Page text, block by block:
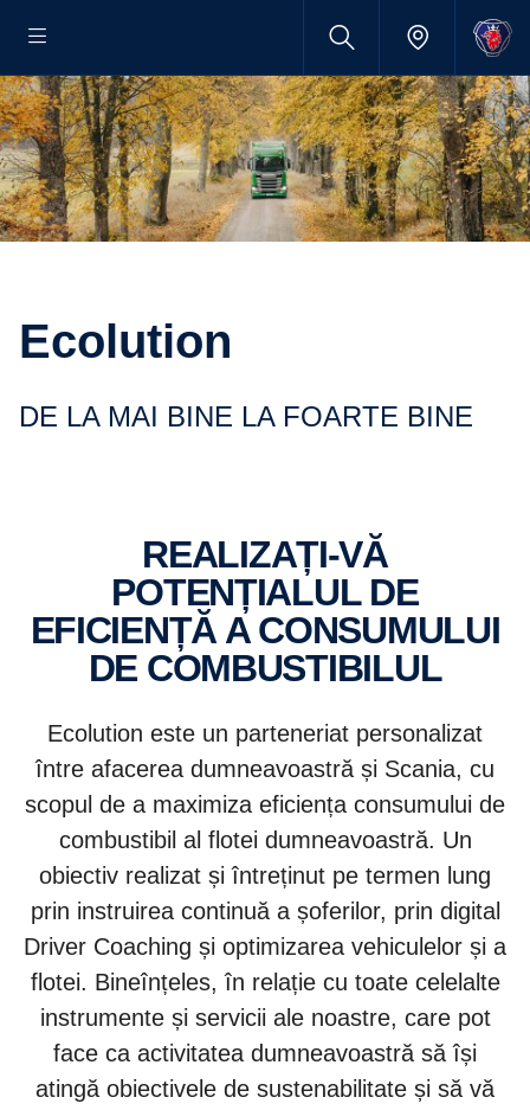
Ecolution
DE LA MAI BINE LA FOARTE BINE
REALIZAȚI-VĂ
POTENȚIALUL DE
EFICIENȚĂ A CONSUMULUI
DE COMBUSTIBILUL
Ecolution este un parteneriat personalizat
între afacerea dumneavoastră și Scania, cu
scopul de a maximiza eficiența consumului de
combustibil al flotei dumneavoastră. Un
obiectiv realizat și întreținut pe termen lung
prin instruirea continuă a șoferilor, prin digital
Driver Coaching și optimizarea vehiculelor și a
flotei. Bineînțeles, în relație cu toate celelalte
instrumente și servicii ale noastre, care pot
face ca activitatea dumneavoastră să își
atingă obiectivele de sustenabilitate și să vă